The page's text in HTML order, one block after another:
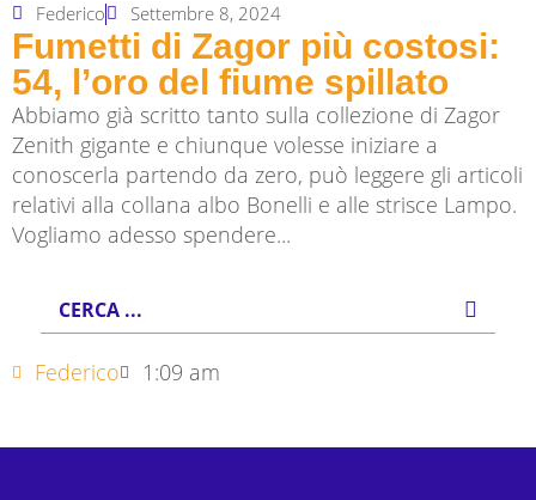
Federico Settembre 8, 2024
Fumetti di Zagor più costosi:
54, l’oro del fiume spillato
Abbiamo già scritto tanto sulla collezione di Zagor
Zenith gigante e chiunque volesse iniziare a
conoscerla partendo da zero, può leggere gli articoli
relativi alla collana albo Bonelli e alle strisce Lampo.
Vogliamo adesso spendere...
Federico 1:09 am